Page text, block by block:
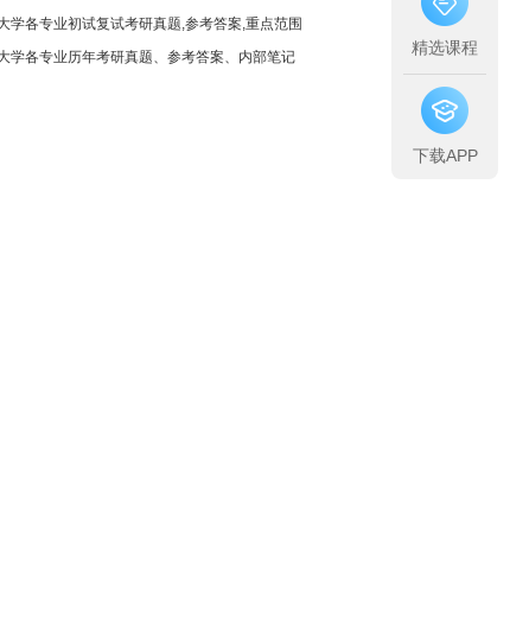
学各专业初试复试考研真题,参考答案,重点范围
学各专业历年考研真题、参考答案、内部笔记
精选课程
下载APP